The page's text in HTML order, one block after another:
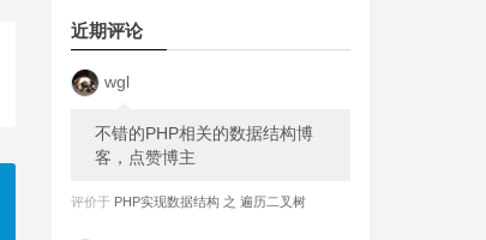
近期评论
wgl
不错的PHP相关的数据结构博
客，点赞博主
评价于 PHP实现数据结构 之 遍历二叉树